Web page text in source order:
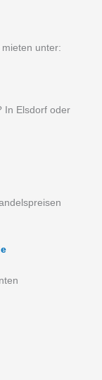
mieten unter:
In Elsdorf oder